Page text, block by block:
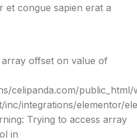
et congue sapien erat a
offset on value of
celipanda.com/public_html/
integrations/elementor/
Trying to access array
in